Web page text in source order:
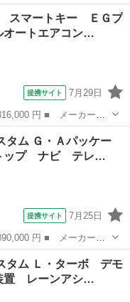
タム ■ グレード
ヤ／純正 ＳＤナビ／
スマートキー ＥＧプ
ートエアコン…
提携サイト 7月29日
レード名： Ｇ スマ
エアコン サイドエア
タム Ｇ・Ａパッケー
ップ ナビ テレ…
提携サイト 7月25日
タム ■ グレード名：
ナビ テレビ ＤＶＤ
タム Ｌ・ターボ デモ
置 レーンアシ…